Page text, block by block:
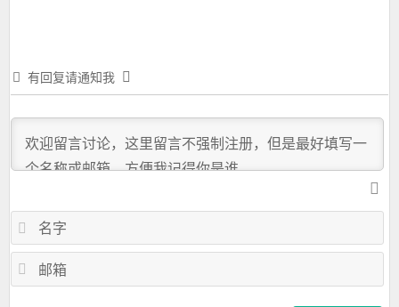
有回复请通知我